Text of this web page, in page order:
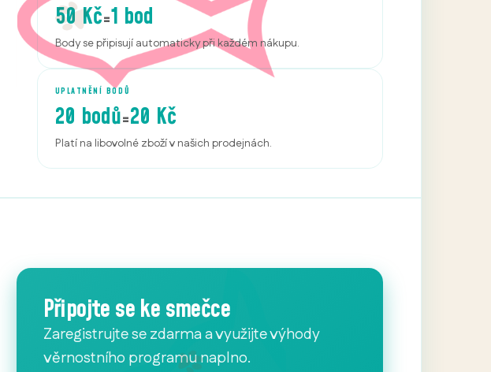
50 Kč=1 bod
Body se připisují automaticky při každém nákupu.
UPLATNĚNÍ BODŮ
20 bodů=20 Kč
Platí na libovolné zboží v našich prodejnách.
Připojte se ke smečce
Zaregistrujte se zdarma a využijte výhody
věrnostního programu naplno.